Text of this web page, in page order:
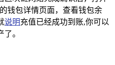
钱包详情页面，查看钱包余
说明充值已经成功到账,你可以
。